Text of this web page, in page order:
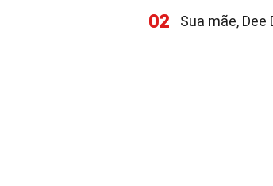
02 Sua mãe,